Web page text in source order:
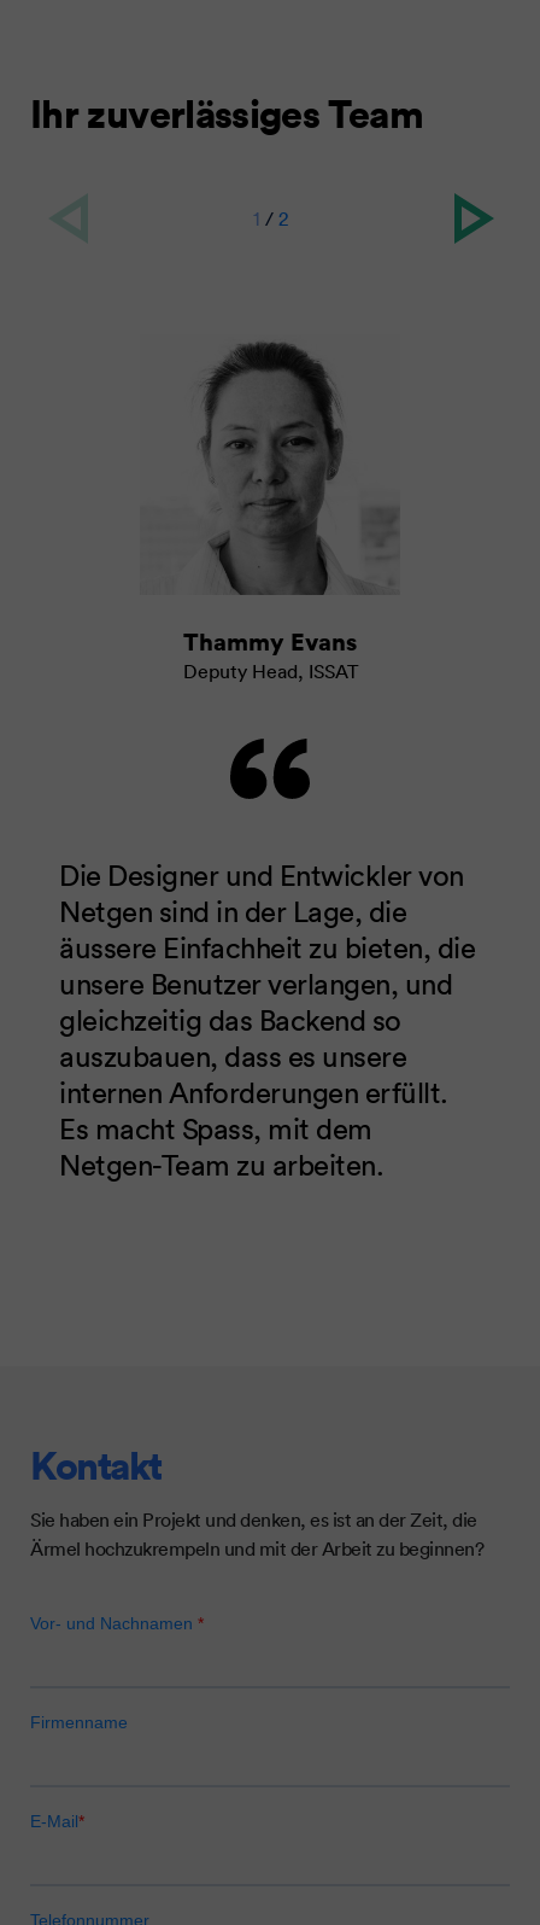
Ihr zuverlässiges Team
Thammy Evans
Deputy Head, ISSAT
Die Designer und Entwickler von
Netgen sind in der Lage, die
äussere Einfachheit zu bieten, die
unsere Benutzer verlangen, und
gleichzeitig das Backend so
auszubauen, dass es unsere
internen Anforderungen erfüllt.
Es macht Spass, mit dem
Netgen-Team zu arbeiten.
1 / 2
Kontakt
Sie haben ein Projekt und denken, es ist an der Zeit, die
Ärmel hochzukrempeln und mit der Arbeit zu beginnen?